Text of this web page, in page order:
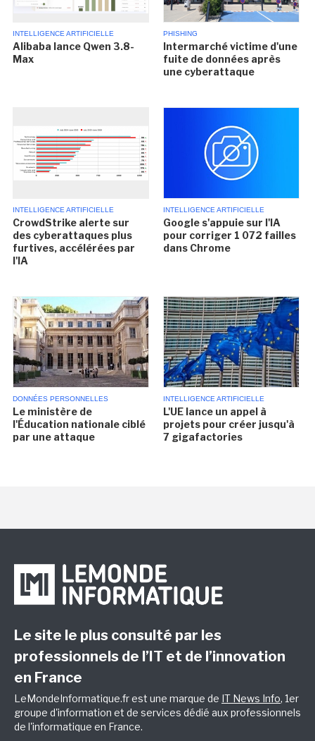
INTELLIGENCE ARTIFICIELLE
Alibaba lance Qwen 3.8-
Max
PHISHING
Intermarché victime d'une
fuite de données après
une cyberattaque
INTELLIGENCE ARTIFICIELLE
CrowdStrike alerte sur
des cyberattaques plus
furtives, accélérées par
l'IA
INTELLIGENCE ARTIFICIELLE
Google s'appuie sur l'IA
pour corriger 1 072 failles
dans Chrome
DONNÉES PERSONNELLES
Le ministère de
l'Éducation nationale ciblé
par une attaque
INTELLIGENCE ARTIFICIELLE
L'UE lance un appel à
projets pour créer jusqu'à
7 gigafactories
Le site le plus consulté par les
professionnels de l’IT et de l’innovation
en France
LeMondeInformatique.fr est une marque de IT News Info, 1er
groupe d'information et de services dédié aux professionnels
de l'informatique en France.